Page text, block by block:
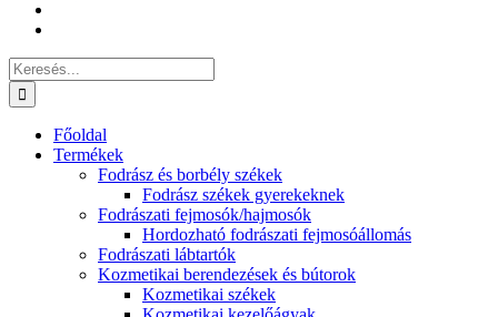
Keresés...
Főoldal
Termékek
Fodrász és borbély székek
Fodrász székek gyerekeknek
Fodrászati fejmosók/hajmosók
Hordozható fodrászati fejmosóállomás
Fodrászati lábtartók
Kozmetikai berendezések és bútorok
Kozmetikai székek